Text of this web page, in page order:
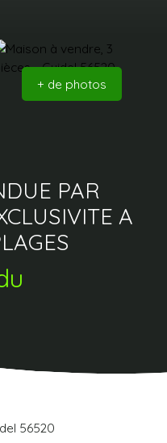
+ de photos
PAR
A
56520